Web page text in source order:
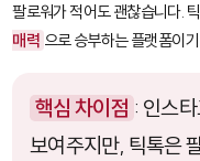
팔로워가 적어도 괜찮습니다.
매력 으로 승부하는 플랫폼이
핵심 차이점 : 인스
보여주지만, 틱톡은